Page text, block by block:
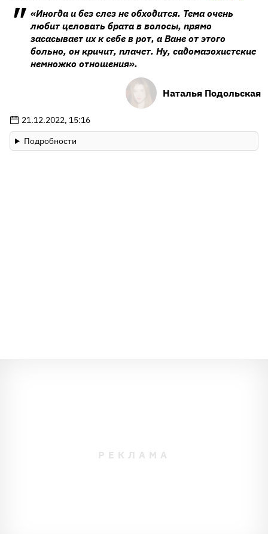
«Иногда и без слез не обходится. Тема очень
любит целовать брата в волосы, прямо
засасывает их к себе в рот, а Ване от этого
больно, он кричит, плачет. Ну, садомазохистские
немножко отношения».
Наталья Подольская
21.12.2022, 15:16
Подробности